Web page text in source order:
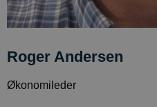
Roger Andersen
Økonomileder